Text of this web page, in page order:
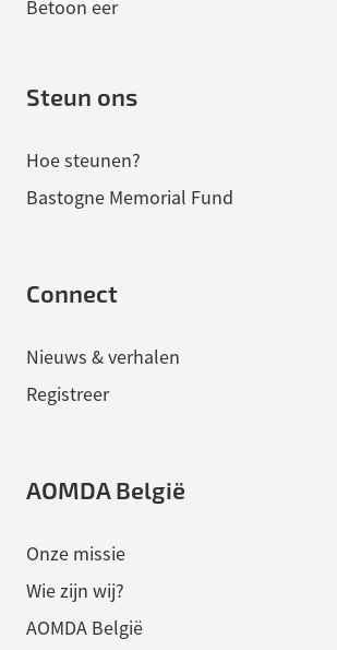
Betoon eer
Steun ons
Hoe steunen?
Bastogne Memorial Fund
Connect
Nieuws & verhalen
Registreer
AOMDA België
Onze missie
Wie zijn wij?
AOMDA België